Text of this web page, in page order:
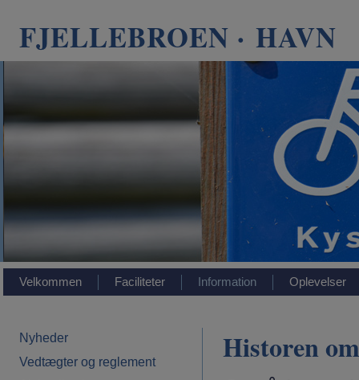
FJELLEBROEN · HAVN
Velkommen Faciliteter Information Oplevelser
Nyheder
Vedtægter og reglement
Historen